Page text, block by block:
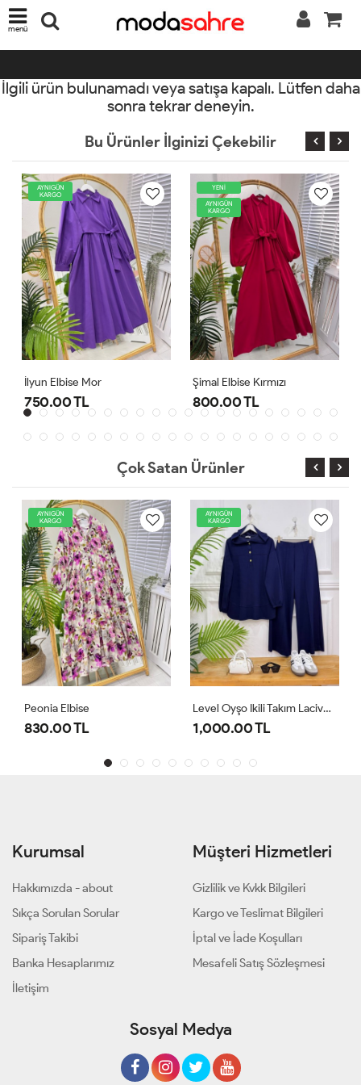
menü
İlgili ürün bulunamadı veya satışa kapalı. Lütfen daha
sonra tekrar deneyin.
Bu Ürünler İlginizi Çekebilir
YENİ
AYNIGÜN
KARGO
Şimal Elbise Kırmızı
800.00 TL
AYNIGÜN
KARGO
1,000.00 TL
Çok Satan Ürünler
AYNIGÜN
KARGO
Level Oyşo Ikili Takım Lacivert
1,000.00 TL
AYNIGÜN
KARGO
Zeren Elbise Pudra
800.00 TL
Kurumsal
Hakkımızda - about
Sıkça Sorulan Sorular
Sipariş Takibi
Banka Hesaplarımız
İletişim
Müşteri Hizmetleri
Gizlilik ve Kvkk Bilgileri
Kargo ve Teslimat Bilgileri
İptal ve İade Koşulları
Mesafeli Satış Sözleşmesi
Sosyal Medya